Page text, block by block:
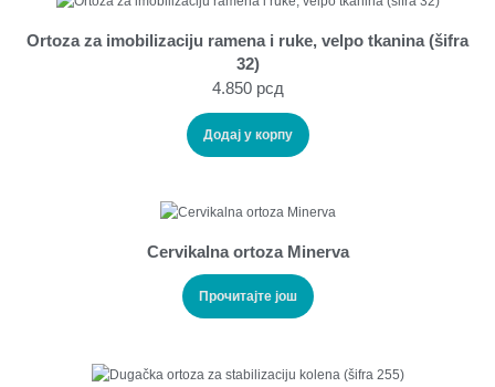
Ortoza za imobilizaciju ramena i ruke, velpo tkanina (šifra
32)
4.850 рсд
Додај у корпу
Cervikalna ortoza Minerva
Прочитајте још